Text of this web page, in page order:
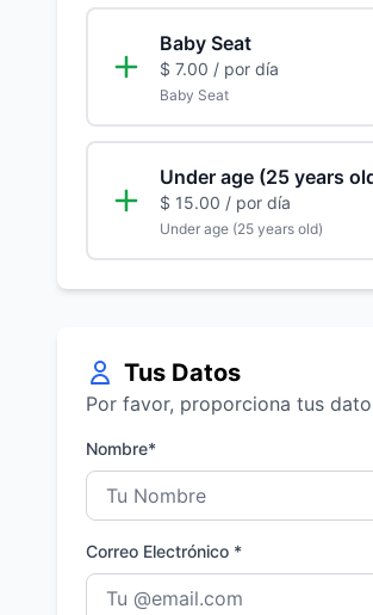
Baby Seat
$ 7.00 / por día
Baby Seat
Under age (25 years
$ 15.00 / por día
Under age (25 years old)
Tus Datos
Por favor, proporciona tus
Nombre*
Correo Electrónico *